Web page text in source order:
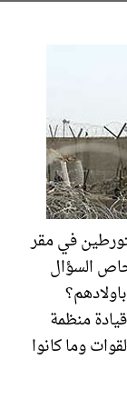
في مقر
السؤال
منظمة
وما كانوا